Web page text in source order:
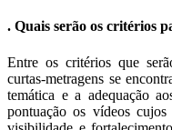
. Quais serão os critérios
Entre os critérios que
curtas-metragens se
temática e a adequação
pontuação os vídeos